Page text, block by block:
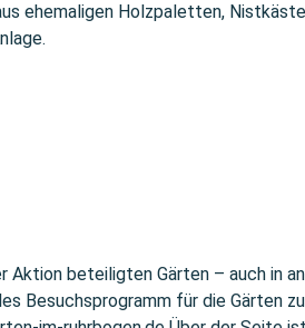
ehemaligen Holzpaletten,
Aktion beteiligten Gärten – auch in
Besuchsprogramm für die Gärten